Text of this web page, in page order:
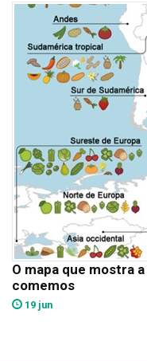
O mapa que mostra
comemos
19 jun